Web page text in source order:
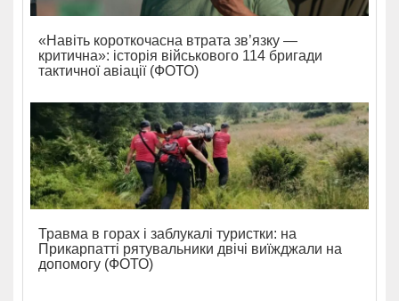
«Навіть короткочасна втрата зв’язку —
критична»: історія військового 114 бригади
тактичної авіації (ФОТО)
Травма в горах і заблукалі туристки: на
Прикарпатті рятувальники двічі виїжджали на
допомогу (ФОТО)